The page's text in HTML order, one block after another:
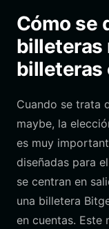
Cómo se
billeteras
billeteras
Cuando se trata
maybe, la
es muy
diseñadas para
se centran en
una billetera
en cuentas. Este